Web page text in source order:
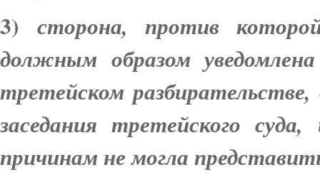
3) сторона, против
должным образом
третейском
заседания третейского
причинам не могла